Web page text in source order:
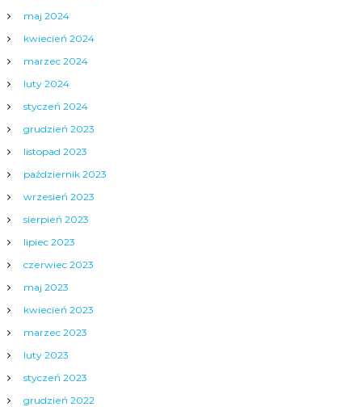
maj 2024
kwiecień 2024
marzec 2024
luty 2024
styczeń 2024
grudzień 2023
listopad 2023
październik 2023
wrzesień 2023
sierpień 2023
lipiec 2023
czerwiec 2023
maj 2023
kwiecień 2023
marzec 2023
luty 2023
styczeń 2023
grudzień 2022